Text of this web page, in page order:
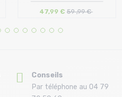
Taille en stock
47,99 € 59 ,99 €
Conseils
Par téléphone au 04 79